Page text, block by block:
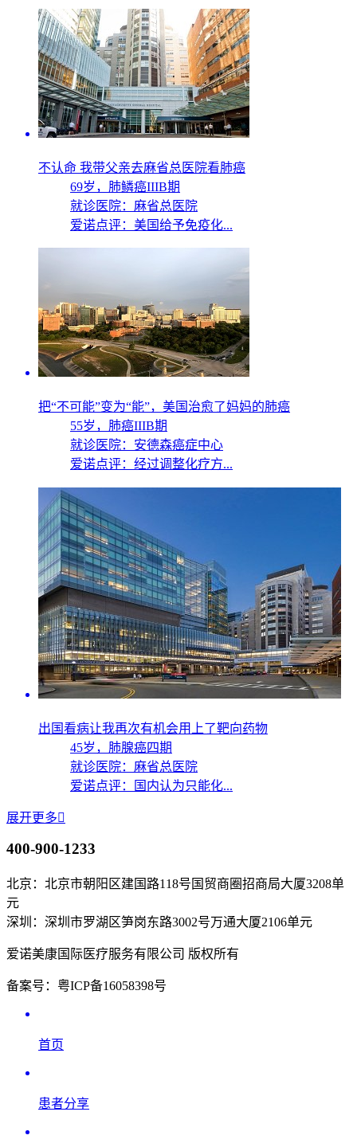
不认命 我带父亲去麻省总医院看肺癌
69岁， 肺鳞癌IIIB期
就诊医院：麻省总医院
爱诺点评：美国给予免疫化...
把“不可能”变为“能”，美国治愈了妈妈的肺癌
55岁， 肺癌IIIB期
就诊医院：安德森癌症中心
爱诺点评：经过调整化疗方...
出国看病让我再次有机会用上了靶向药物
45岁， 肺腺癌四期
就诊医院：麻省总医院
爱诺点评：国内认为只能化...
展开更多
400-900-1233
北京：北京市朝阳区建国路118号国贸商圈招商局大厦3208单
元
深圳：深圳市罗湖区笋岗东路3002号万通大厦2106单元
爱诺美康国际医疗服务有限公司 版权所有
备案号：粤ICP备16058398号
首页
患者分享